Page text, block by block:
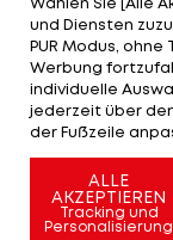
Auslöser für
war der durch
Montag in
Beamten saß
dem Knie im
und Diensten
PUR Modus,
Werbung
individuelle
jederzeit über
der Fußzeile
ALLE
AKZEPTIEREN
Tracking und
Personalisierung